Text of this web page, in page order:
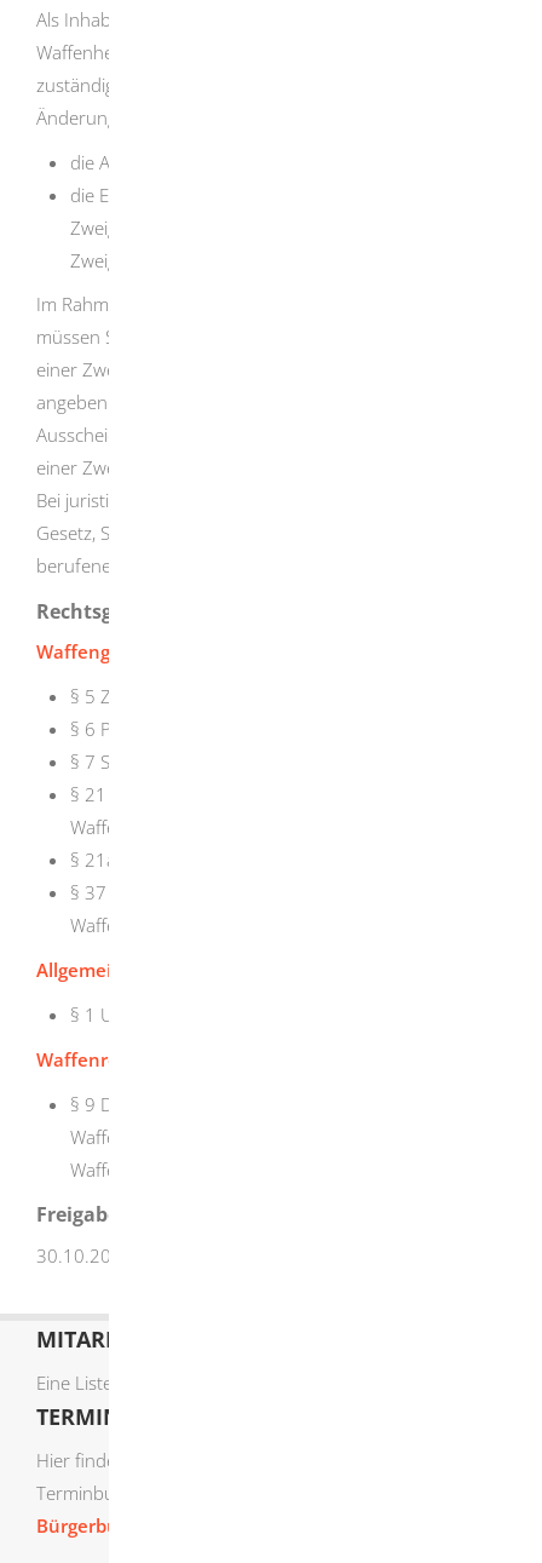
Als Inhaberin oder Inhaber einer
Waffenherstellungserlaubnis müssen Sie bei der
zuständigen Stelle innerhalb von zwei Wochen folgende
Änderungen anzeigen:
die Aufnahme und Einstellung des Betriebs sowie
die Eröffnung und Schließung einer
Zweigniederlassung oder einer unselbständigen
Zweigstelle.
Im Rahmen der Aufnahme- oder Eröffnungsanzeige
müssen Sie auch die mit der Leitung des Betriebs oder
einer Zweigniederlassung beauftragten Personen
angeben. Außerdem müssen Sie die Einstellung oder das
Ausscheiden einer mit der Leitung des Betriebs oder
einer Zweigniederlassung beauftragten Person anzeigen.
Bei juristischen Personen ist der Wechsel einer durch
Gesetz, Satzung oder Gesellschaftsvertrag zur Vertretung
berufenen Person anzuzeigen.
Rechtsgrundlage
Waffengesetz (WaffG)
§ 5 Zuverlässigkeit
§ 6 Persönliche Eignung
§ 7 Sachkunde
§ 21 Gewerbsmäßige Waffenherstellung,
Waffenhandel
§ 21a Stellvertretungserlaubnis
§ 37 Anzeigepflichten der gewerblichen
Waffenhersteller und Waffenhändler
Allgemeine Waffengesetz-Verordnung (AWaffV)
§ 1 Umfang der Sachkunde
Waffenregistergsetz (WaffRG)
§ 9 Datenübermittlung der gewerblichen
Waffenhersteller und Waffenhändler an die
Waffenbehörden
Freigabevermerk
30.10.2025 Innenministerium Baden-Württemberg
MITARBEITERLISTE
Eine Liste der Mitarbeiter von A-Z finden Sie
TERMIN ONLINE BUCHEN
Hier finden Sie die verfügbaren Sachgebiete zur Online-
Terminbuchung:
Bürgerbüro Termine online buchen